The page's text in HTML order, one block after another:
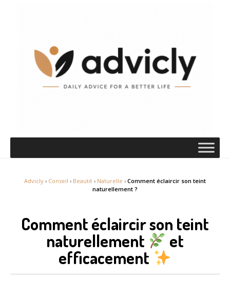
Advicly › Conseil › Beauté › Naturelle › Comment éclaircir son teint
naturellement ?
Comment éclaircir son teint
naturellement
et
efficacement